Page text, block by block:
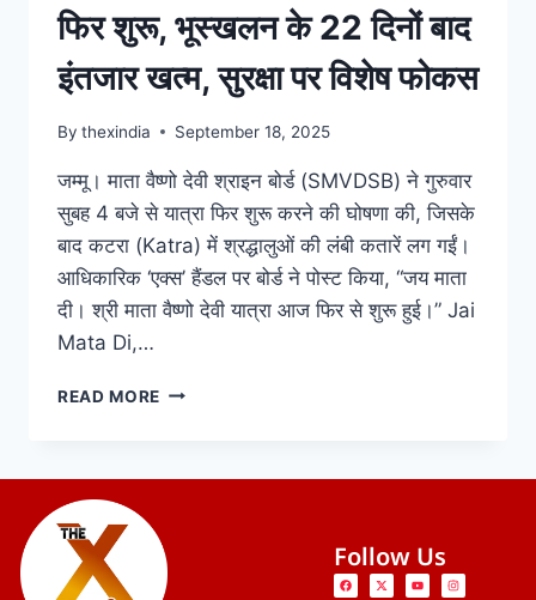
फिर शुरू, भूस्खलन के 22 दिनों बाद
इंतजार खत्म, सुरक्षा पर विशेष फोकस
By thexindia September 18, 2025
जम्मू। माता वैष्णो देवी श्राइन बोर्ड (SMVDSB) ने गुरुवार
सुबह 4 बजे से यात्रा फिर शुरू करने की घोषणा की, जिसके
बाद कटरा (Katra) में श्रद्धालुओं की लंबी कतारें लग गईं।
आधिकारिक ‘एक्स’ हैंडल पर बोर्ड ने पोस्ट किया, “जय माता
दी। श्री माता वैष्णो देवी यात्रा आज फिर से शुरू हुई।” Jai
Mata Di,…
READ MORE
Follow Us